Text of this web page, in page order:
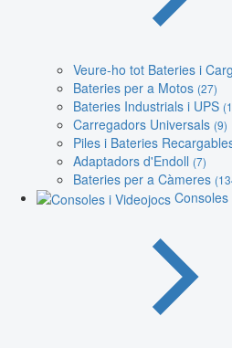
Veure-ho tot Bateries i
Bateries per a Motos (27)
Bateries Industrials i UPS
Carregadors Universals (9)
Piles i Bateries
Adaptadors d'Endoll (7)
Bateries per a Càmeres